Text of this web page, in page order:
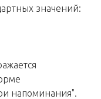
значений:
напоминания".